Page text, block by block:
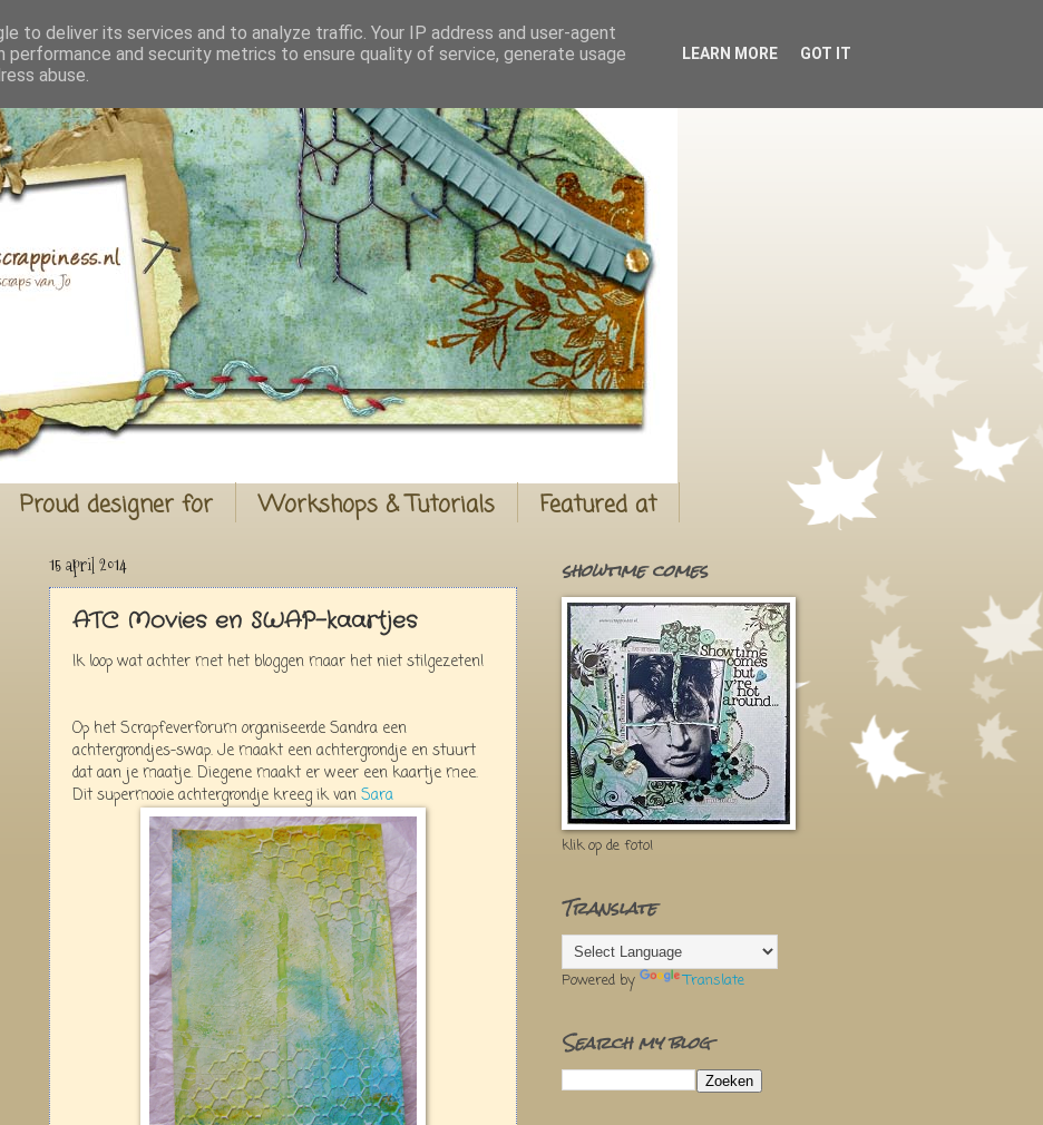
Proud designer for Workshops & Tutorials Featured at
15 april 2014
ATC Movies en SWAP-kaartjes
Ik loop wat achter met het bloggen maar het niet stilgezeten!
Op het Scrapfeverforum organiseerde Sandra een
achtergrondjes-swap. Je maakt een achtergrondje en stuurt
dat aan je maatje. Diegene maakt er weer een kaartje mee.
Dit supermooie achtergrondje kreeg ik vanSara
showtime comes
klik op de foto!
Translate
Powered by Translate
Search my blog
to deliver its services and to analyze traffic. Your IP address and user-agent
performance and security metrics to ensure quality of service, generate usage
abuse.
LEARN MORE GOT IT